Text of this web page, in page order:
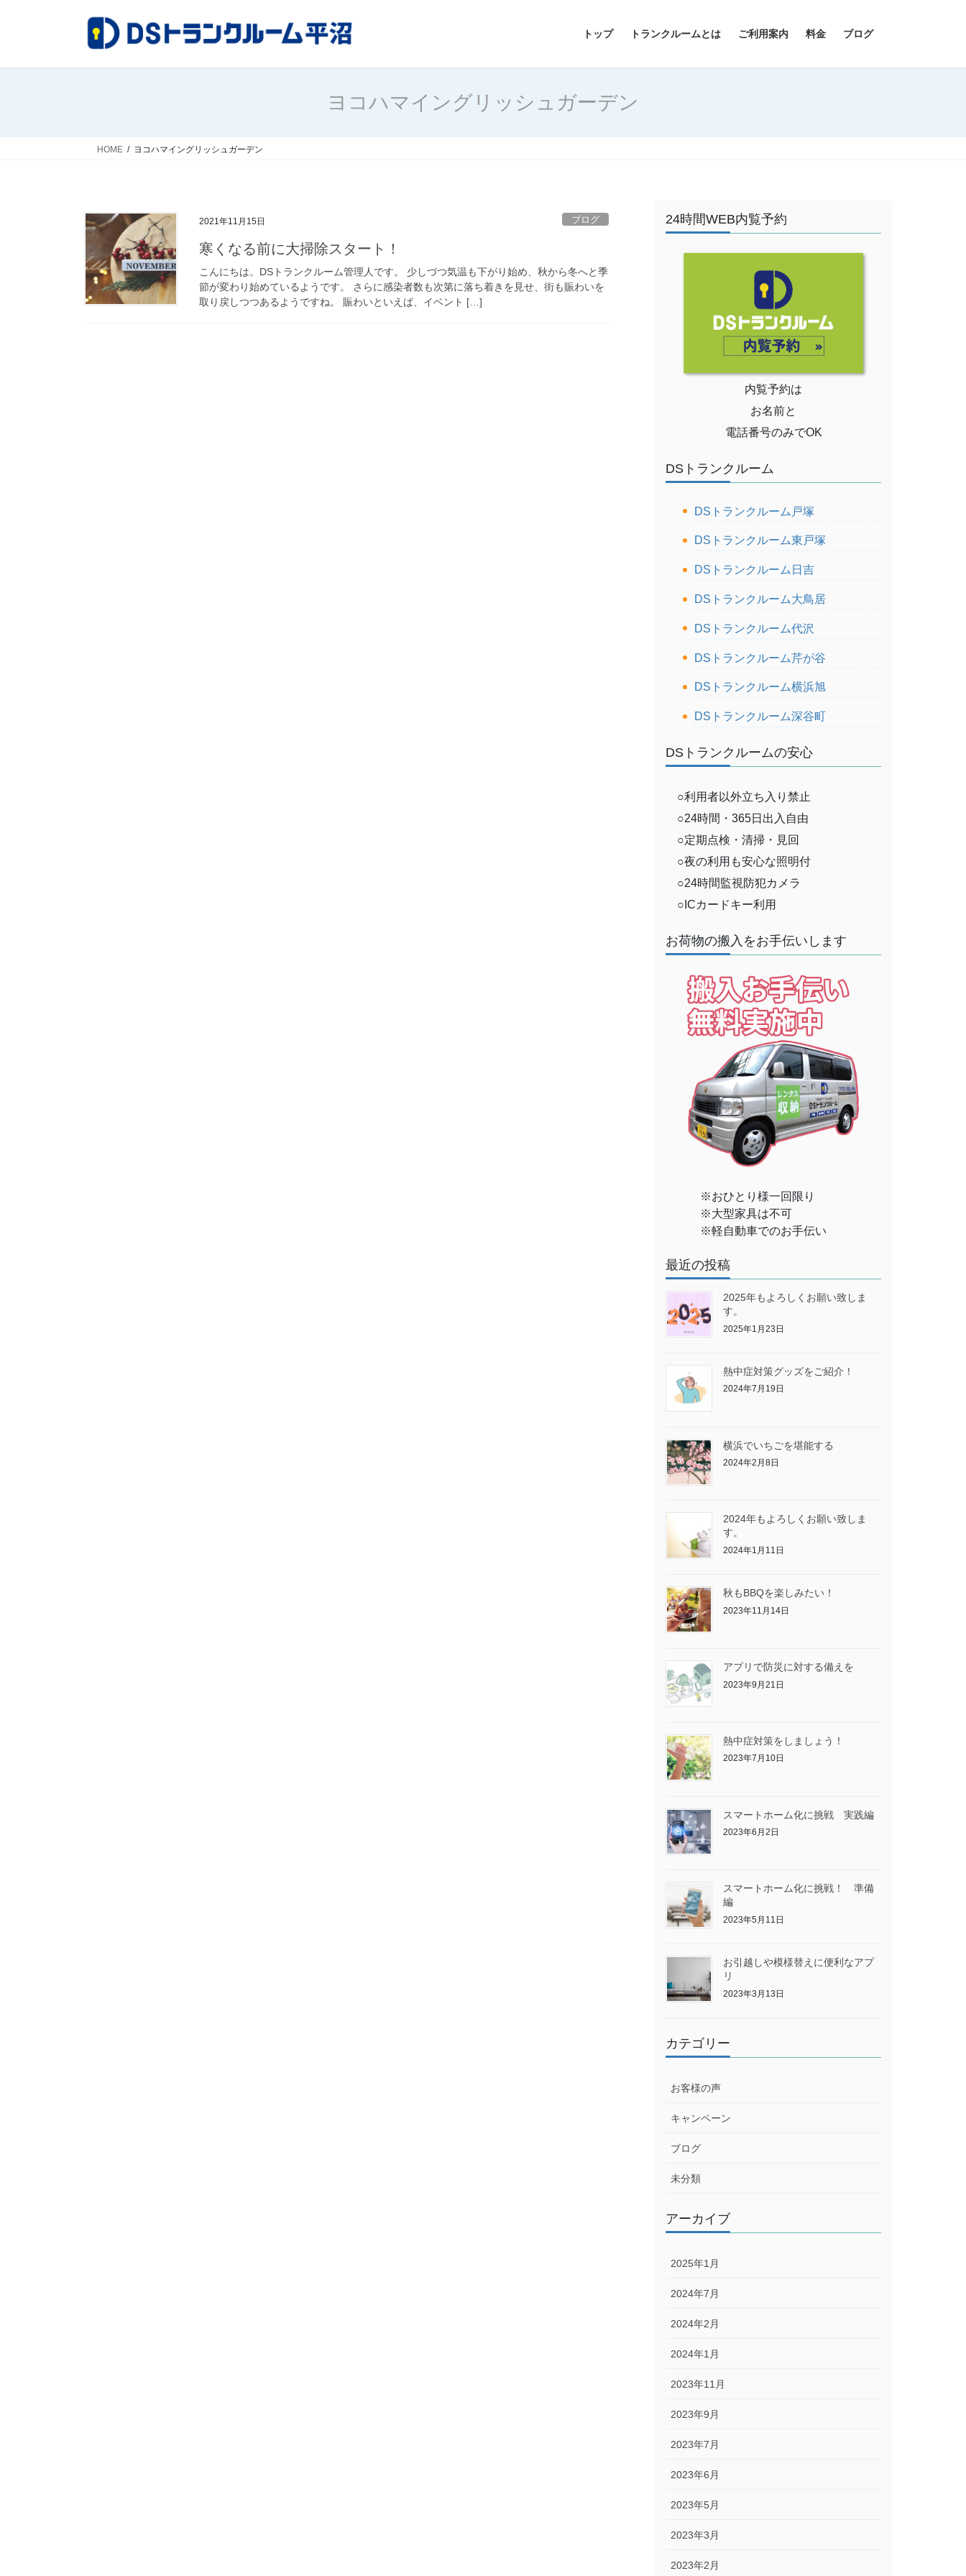
トップ トランクルームとは ご利用案内 料金 ブログ
ヨコハマイングリッシュガーデン
HOME ヨコハマイングリッシュガーデン
2021年11月15日 ブログ
寒くなる前に大掃除スタート！
こんにちは。DSトランクルーム管理人です。 少しづつ気温も下がり始め、秋から冬へと季
節が変わり始めているようです。 さらに感染者数も次第に落ち着きを見せ、街も賑わいを
取り戻しつつあるようですね。 賑わいといえば、イベント […]
24時間WEB内覧予約
内覧予約は
お名前と
電話番号のみでOK
DSトランクルーム
DSトランクルーム戸塚
DSトランクルーム東戸塚
DSトランクルーム日吉
DSトランクルーム大鳥居
DSトランクルーム代沢
DSトランクルーム芹が谷
DSトランクルーム横浜旭
DSトランクルーム深谷町
DSトランクルームの安心
○利用者以外立ち入り禁止
○24時間・365日出入自由
○定期点検・清掃・見回
○夜の利用も安心な照明付
○24時間監視防犯カメラ
○ICカードキー利用
お荷物の搬入をお手伝いします
※おひとり様一回限り
※大型家具は不可
※軽自動車でのお手伝い
最近の投稿
2025年もよろしくお願い致しま
す。
2025年1月23日
熱中症対策グッズをご紹介！
2024年7月19日
横浜でいちごを堪能する
2024年2月8日
2024年もよろしくお願い致しま
す。
2024年1月11日
秋もBBQを楽しみたい！
2023年11月14日
アプリで防災に対する備えを
2023年9月21日
熱中症対策をしましょう！
2023年7月10日
スマートホーム化に挑戦 実践編
2023年6月2日
スマートホーム化に挑戦！ 準備
編
2023年5月11日
お引越しや模様替えに便利なアプ
リ
2023年3月13日
カテゴリー
お客様の声
キャンペーン
ブログ
未分類
アーカイブ
2025年1月
2024年7月
2024年2月
2024年1月
2023年11月
2023年9月
2023年7月
2023年6月
2023年5月
2023年3月
2023年2月